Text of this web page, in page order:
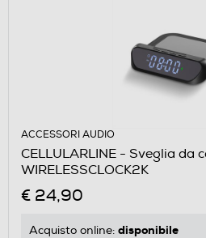
ACCESSORI AUDIO
CELLULARLINE - Sveglia da
WIRELESSCLOCK2K
€ 24,90
Acquisto online: disponibile